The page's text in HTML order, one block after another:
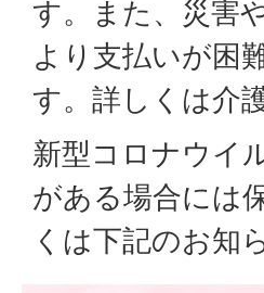
す。また、災害
より支払いが困
す。詳しくは介
新型コロナウイ
がある場合には
くは下記のお知